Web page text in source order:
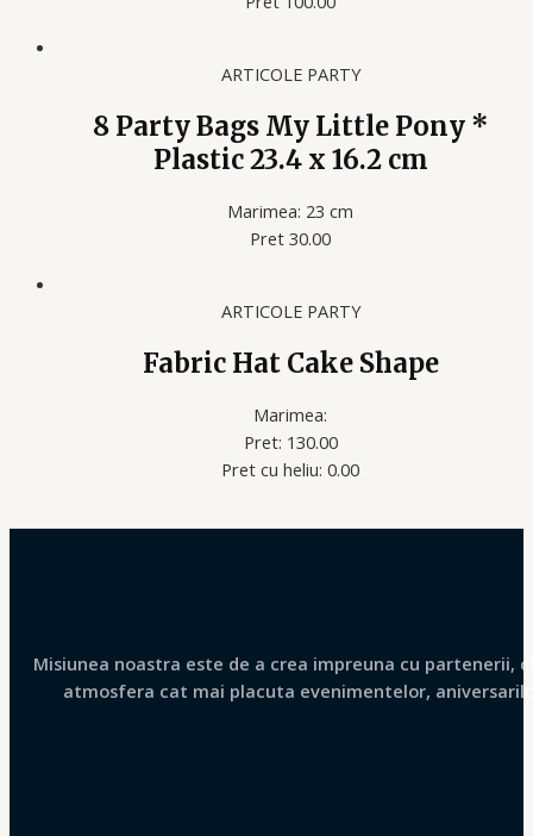
ARTICOLE PARTY
8 Party Bags My Little Pony *
Plastic 23.4 x 16.2 cm
Marimea: 23 cm
Pret 30.00
ARTICOLE PARTY
Fabric Hat Cake Shape
Marimea:
Pret: 130.00
Pret cu heliu: 0.00
Misiunea noastra este de a crea impreuna cu partenerii,
atmosfera cat mai placuta evenimentelor,